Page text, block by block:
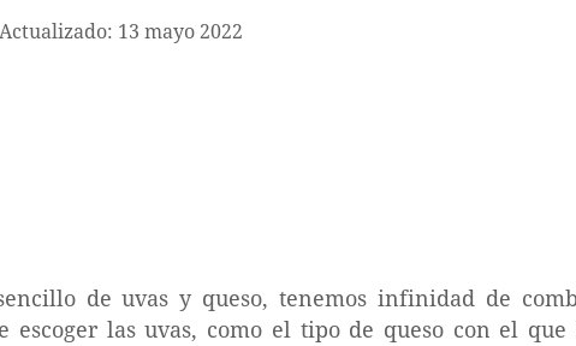
Actualizado: 13 mayo 2022
de uvas y queso, tenemos infinidad de
escoger las uvas, como el tipo de queso con el que